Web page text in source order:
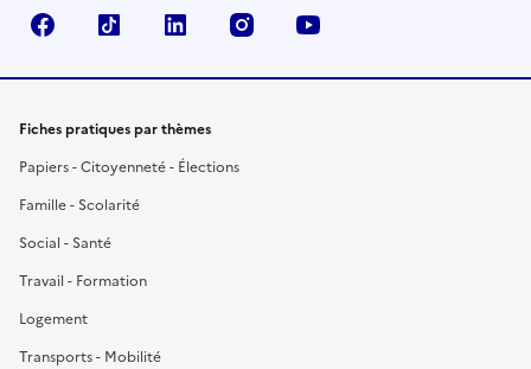
FacebookTikTok LinkedIn Instagram
Fiches pratiques par thèmes
Papiers - Citoyenneté - Élections
Famille - Scolarité
Social - Santé
Travail - Formation
Logement
Transports - Mobilité